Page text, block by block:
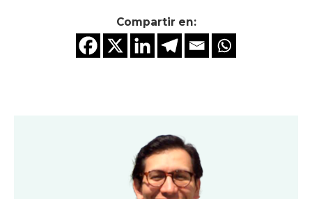
Compartir en: